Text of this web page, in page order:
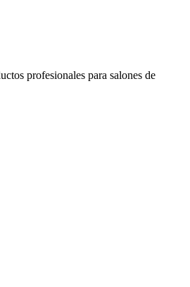
profesionales para salones de